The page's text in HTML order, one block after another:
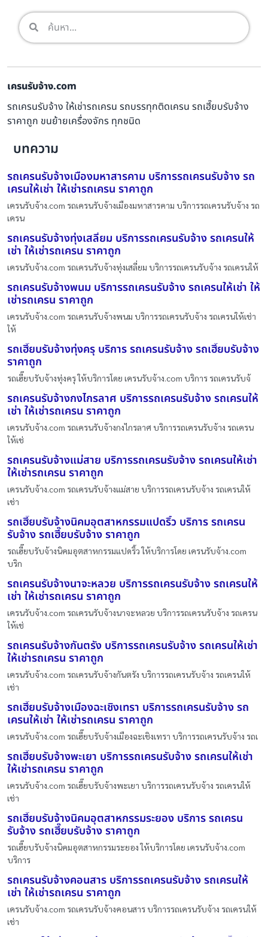
เครนรับจ้าง.com
รถเครนรับจ้าง ให้เช่ารถเครน รถบรรทุกติดเครน รถเฮี๊ยบรับจ้าง
ราคาถูก ขนย้ายเครื่องจักร ทุกชนิด
บทความ
รถเครนรับจ้างเมืองมหาสารคาม บริการรถเครนรับจ้าง รถ
เครนให้เช่า ให้เช่ารถเครน ราคาถูก
เครนรับจ้าง.com รถเครนรับจ้างเมืองมหาสารคาม บริการรถเครนรับจ้าง รถ
เครน
รถเครนรับจ้างทุ่งเสลี่ยม บริการรถเครนรับจ้าง รถเครนให้
เช่า ให้เช่ารถเครน ราคาถูก
เครนรับจ้าง.com รถเครนรับจ้างทุ่งเสลี่ยม บริการรถเครนรับจ้าง รถเครนให้
รถเครนรับจ้างพนม บริการรถเครนรับจ้าง รถเครนให้เช่า ให้
เช่ารถเครน ราคาถูก
เครนรับจ้าง.com รถเครนรับจ้างพนม บริการรถเครนรับจ้าง รถเครนให้เช่า
ให้
รถเฮี๊ยบรับจ้างทุ่งครุ บริการ รถเครนรับจ้าง รถเฮี๊ยบรับจ้าง
ราคาถูก
รถเฮี๊ยบรับจ้างทุ่งครุ ให้บริการโดย เครนรับจ้าง.com บริการ รถเครนรับจ้
รถเครนรับจ้างกงไกรลาศ บริการรถเครนรับจ้าง รถเครนให้
เช่า ให้เช่ารถเครน ราคาถูก
เครนรับจ้าง.com รถเครนรับจ้างกงไกรลาศ บริการรถเครนรับจ้าง รถเครน
ให้เช่
รถเครนรับจ้างแม่สาย บริการรถเครนรับจ้าง รถเครนให้เช่า
ให้เช่ารถเครน ราคาถูก
เครนรับจ้าง.com รถเครนรับจ้างแม่สาย บริการรถเครนรับจ้าง รถเครนให้
เช่า
รถเฮี๊ยบรับจ้างนิคมอุตสาหกรรมแปดริ้ว บริการ รถเครน
รับจ้าง รถเฮี๊ยบรับจ้าง ราคาถูก
รถเฮี๊ยบรับจ้างนิคมอุตสาหกรรมแปดริ้ว ให้บริการโดย เครนรับจ้าง.com
บริก
รถเครนรับจ้างนาจะหลวย บริการรถเครนรับจ้าง รถเครนให้
เช่า ให้เช่ารถเครน ราคาถูก
เครนรับจ้าง.com รถเครนรับจ้างนาจะหลวย บริการรถเครนรับจ้าง รถเครน
ให้เช่
รถเครนรับจ้างกันตรัง บริการรถเครนรับจ้าง รถเครนให้เช่า
ให้เช่ารถเครน ราคาถูก
เครนรับจ้าง.com รถเครนรับจ้างกันตรัง บริการรถเครนรับจ้าง รถเครนให้
เช่า
รถเฮี๊ยบรับจ้างเมืองฉะเชิงเทรา บริการรถเครนรับจ้าง รถ
เครนให้เช่า ให้เช่ารถเครน ราคาถูก
เครนรับจ้าง.com รถเฮี๊ยบรับจ้างเมืองฉะเชิงเทรา บริการรถเครนรับจ้าง รถเ
รถเฮี๊ยบรับจ้างพะเยา บริการรถเครนรับจ้าง รถเครนให้เช่า
ให้เช่ารถเครน ราคาถูก
เครนรับจ้าง.com รถเฮี๊ยบรับจ้างพะเยา บริการรถเครนรับจ้าง รถเครนให้
เช่า
รถเฮี๊ยบรับจ้างนิคมอุตสาหกรรมระยอง บริการ รถเครน
รับจ้าง รถเฮี๊ยบรับจ้าง ราคาถูก
รถเฮี๊ยบรับจ้างนิคมอุตสาหกรรมระยอง ให้บริการโดย เครนรับจ้าง.com
บริการ
รถเครนรับจ้างคอนสาร บริการรถเครนรับจ้าง รถเครนให้
เช่า ให้เช่ารถเครน ราคาถูก
เครนรับจ้าง.com รถเครนรับจ้างคอนสาร บริการรถเครนรับจ้าง รถเครนให้
เช่า